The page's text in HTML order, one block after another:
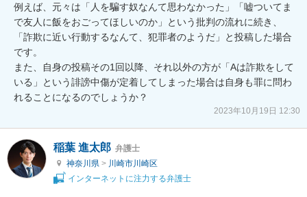
例えば、元々は「人を騙す奴なんて思わなかった」「嘘ついてま
で友人に飯をおごってほしいのか」という批判の流れに続き、
「詐欺に近い行動するなんて、犯罪者のようだ」と投稿した場合
です。
また、自身の投稿その1回以降、それ以外の方が「Aは詐欺をして
いる」という誹謗中傷が定着してしまった場合は自身も罪に問わ
れることになるのでしょうか？
2023年10月19日 12:30
稲葉 進太郎 弁護士
神奈川県 > 川崎市川崎区
インターネットに注力する弁護士